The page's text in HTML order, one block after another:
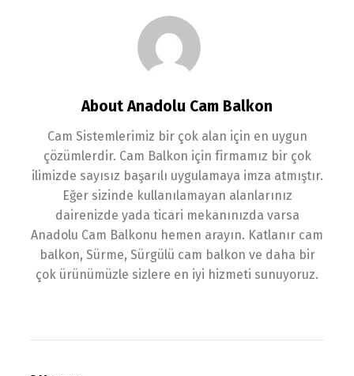
About Anadolu Cam Balkon
Cam Sistemlerimiz bir çok alan için en uygun
çözümlerdir. Cam Balkon için firmamız bir çok
ilimizde sayısız başarılı uygulamaya imza atmıştır.
Eğer sizinde kullanılamayan alanlarınız
dairenizde yada ticari mekanınızda varsa
Anadolu Cam Balkonu hemen arayın. Katlanır cam
balkon, Sürme, Sürgülü cam balkon ve daha bir
çok ürünümüzle sizlere en iyi hizmeti sunuyoruz.